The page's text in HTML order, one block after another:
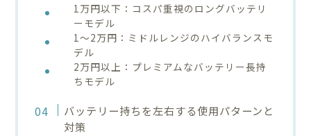
1万円以下：コスパ重視のロングバッテリ
ーモデル
1〜2万円：ミドルレンジのハイバランスモ
デル
2万円以上：プレミアムなバッテリー長持
ちモデル
バッテリー持ちを左右する使用パターンと
対策